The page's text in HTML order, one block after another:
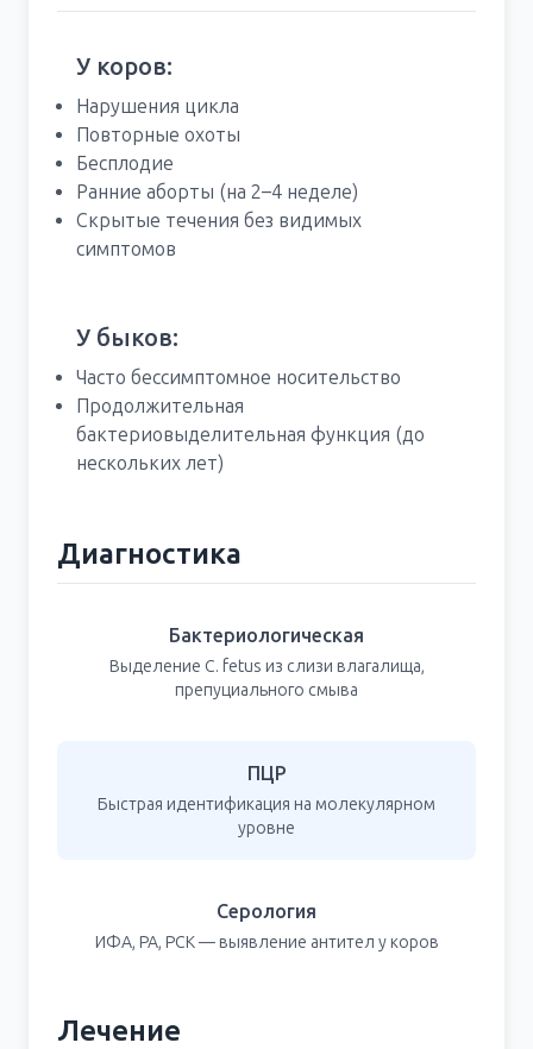
У коров:
Нарушения цикла
Повторные охоты
Бесплодие
Ранние аборты (на 2–4 неделе)
Скрытые течения без видимых
симптомов
У быков:
Часто бессимптомное носительство
Продолжительная
бактериовыделительная функция (до
нескольких лет)
Диагностика
Бактериологическая
Выделение C. fetus из слизи влагалища,
препуциального смыва
ПЦР
Быстрая идентификация на молекулярном
уровне
Серология
ИФА, РА, РСК — выявление антител у коров
Лечение